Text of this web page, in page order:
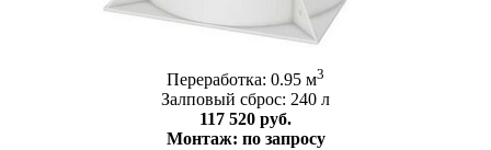
Переработка: 0.95 м3
Залповый сброс: 240 л
117 520 руб.
Монтаж: по запросу